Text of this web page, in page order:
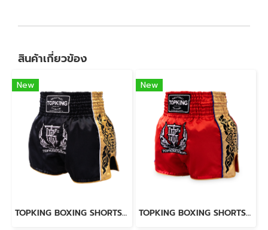
สินค้าเกี่ยวข้อง
New
TOPKING BOXING SHORTS BLACK 276
New
TOPKING BOXING SHORTS RED 276